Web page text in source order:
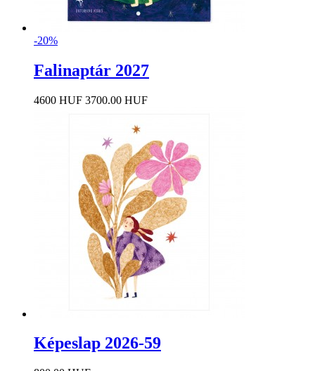
-20%
Falinaptár 2027
4600 HUF 3700.00 HUF
Képeslap 2026-59